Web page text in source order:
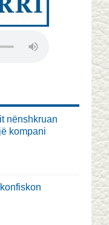
nënshkruan
kompani